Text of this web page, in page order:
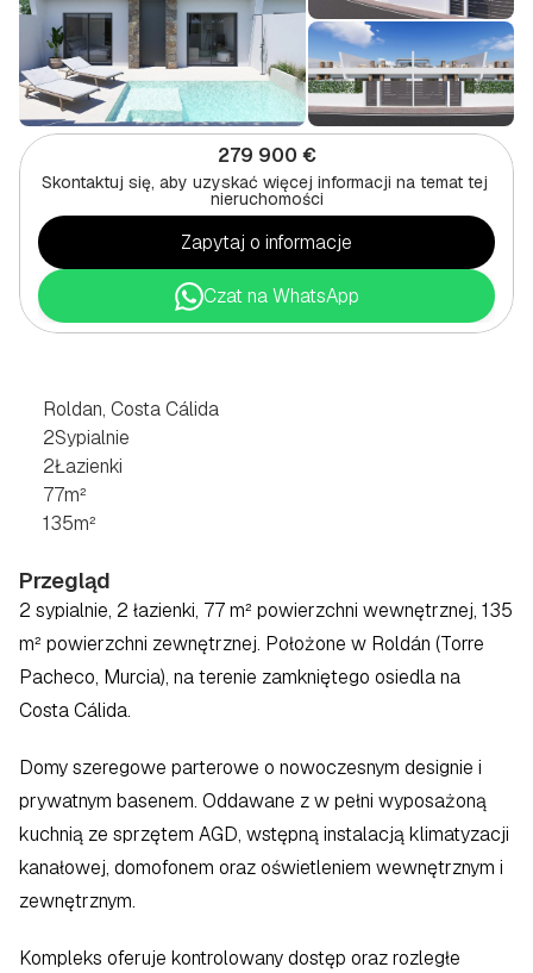
279 900 €
Skontaktuj się, aby uzyskać więcej informacji na temat tej
nieruchomości
Zapytaj o informacje
Czat na WhatsApp
Roldan, Costa Cálida
2Sypialnie
2Łazienki
77m²
135m²
Przegląd
2 sypialnie, 2 łazienki, 77 m² powierzchni wewnętrznej, 135
m² powierzchni zewnętrznej. Położone w Roldán (Torre
Pacheco, Murcia), na terenie zamkniętego osiedla na
Costa Cálida.
Domy szeregowe parterowe o nowoczesnym designie i
prywatnym basenem. Oddawane z w pełni wyposażoną
kuchnią ze sprzętem AGD, wstępną instalacją klimatyzacji
kanałowej, domofonem oraz oświetleniem wewnętrznym i
zewnętrznym.
Kompleks oferuje kontrolowany dostęp oraz rozległe